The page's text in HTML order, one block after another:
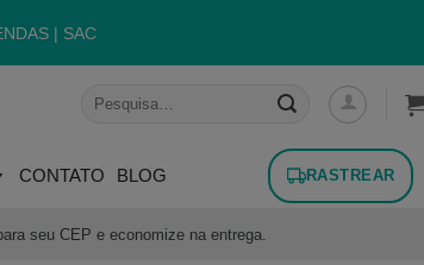
| SAC
Pesquisar
CONTATO BLOG RASTREAR
seu CEP e economize na entrega.